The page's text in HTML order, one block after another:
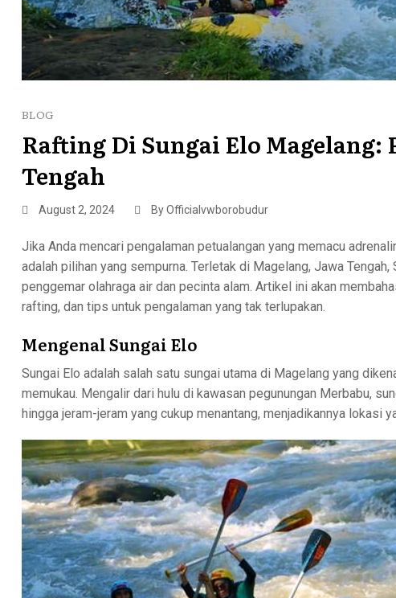
BLOG
Rafting Di Sungai Elo
Tengah
August 2, 2024 ByOfficialvwborobudur
Jika Anda mencari pengalaman petualangan yang memacu
adalah pilihan yang sempurna. Terletak di Magelang, Jawa
penggemar olahraga air dan pecinta alam. Artikel ini akan
rafting, dan tips untuk pengalaman yang tak terlupakan.
Mengenal Sungai Elo
Sungai Elo adalah salah satu sungai utama di Magelang yang
memukau. Mengalir dari hulu di kawasan pegunungan Merbabu,
hingga jeram-jeram yang cukup menantang, menjadikannya lokasi